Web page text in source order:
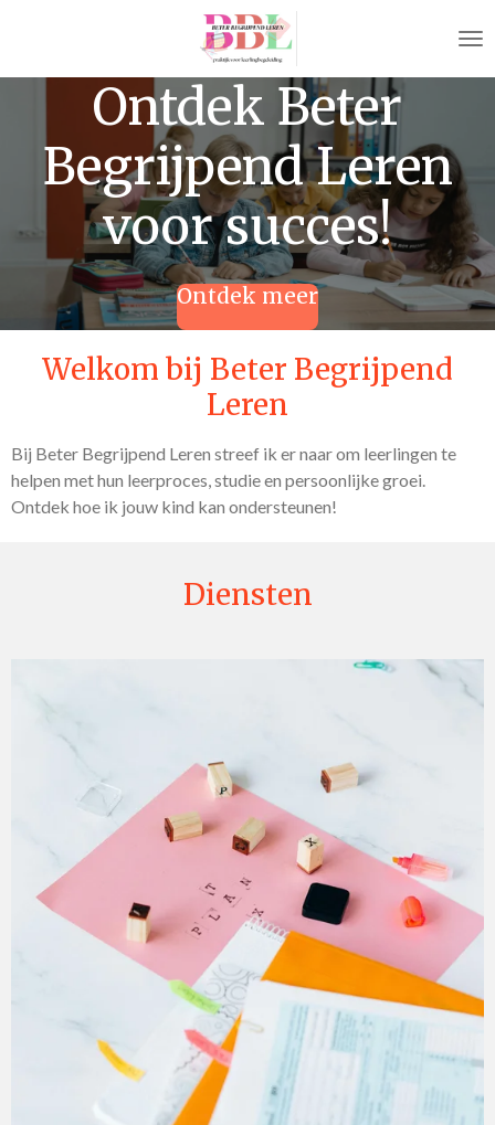
naar
hoofdinhoudOntdek Beter
Begrijpend Leren
voor succes!
Ontdek meer
Welkom bij Beter Begrijpend
Leren
Bij Beter Begrijpend Leren streef ik er naar om leerlingen te
helpen met hun leerproces, studie en persoonlijke groei.
Ontdek hoe ik jouw kind kan ondersteunen!
Diensten